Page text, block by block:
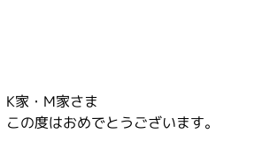
K家・M家さま
この度はおめでとうございます。